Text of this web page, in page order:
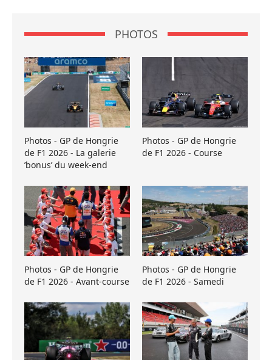
PHOTOS
Photos - GP de Hongrie
de F1 2026 - La galerie
’bonus’ du week-end
Photos - GP de Hongrie
de F1 2026 - Course
Photos - GP de Hongrie
de F1 2026 - Avant-course
Photos - GP de Hongrie
de F1 2026 - Samedi